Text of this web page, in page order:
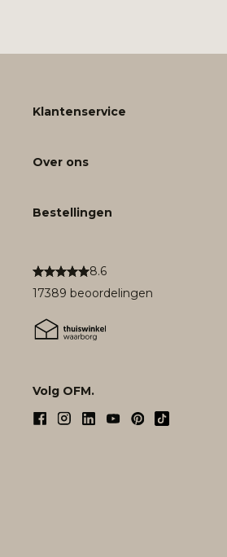
8.6
17389 beoordelingen
Volg OFM.
Klantenservice
Over ons
Bestellingen